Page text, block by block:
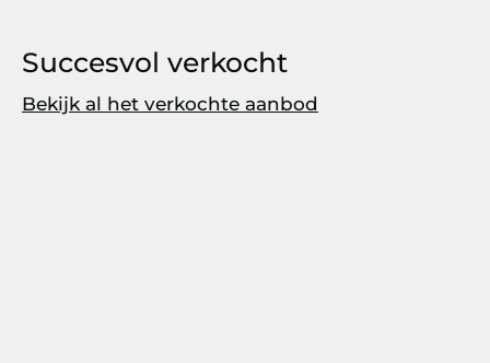
Succesvol verkocht
Bekijk al het verkochte aanbod